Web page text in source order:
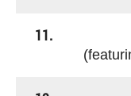
11.
Until